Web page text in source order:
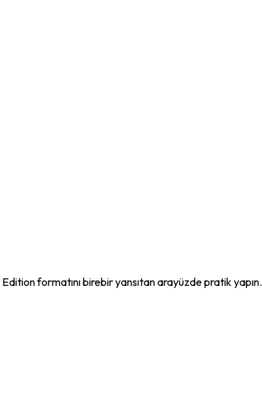
formatını birebir yansıtan arayüzde pratik yapın.